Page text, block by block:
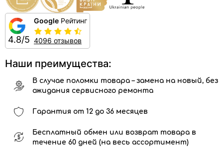
4.8/5
Google Рейтинг
4096 отзывов
Наши преимущества:
В случае поломки товара – замена на новый, без
ожидания сервисного ремонта
Гарантия от 12 до 36 месяцев
Бесплатный обмен или возврат товара в
течение 60 дней (на весь ассортимент)